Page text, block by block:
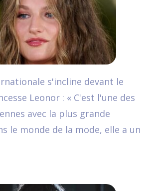
s'incline devant le
Leonor : « C'est l'une des
avec la plus grande
le monde de la mode, elle a un